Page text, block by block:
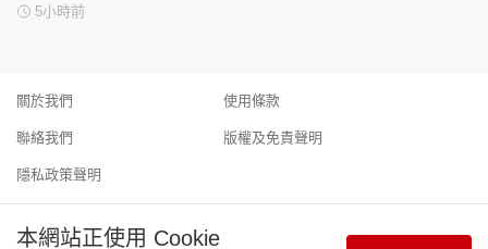
5小時前
關於我們
聯絡我們
隱私政策聲明
使用條款
版權及免責聲明
本網站正使用 Cookie